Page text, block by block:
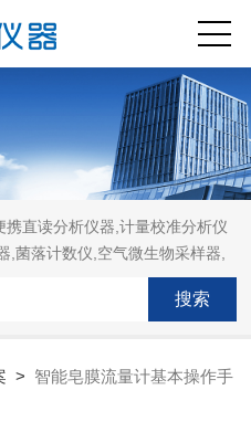
携直读分析仪器,计量校准分析仪
,菌落计数仪,空气微生物采样器,
> 智能皂膜流量计基本操作手